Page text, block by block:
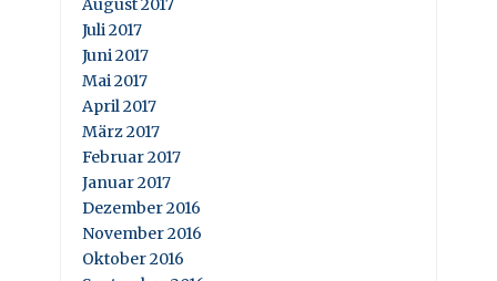
August 2017
Juli 2017
Juni 2017
Mai 2017
April 2017
März 2017
Februar 2017
Januar 2017
Dezember 2016
November 2016
Oktober 2016